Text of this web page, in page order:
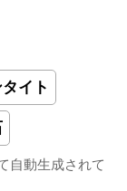
イト
自動生成されて